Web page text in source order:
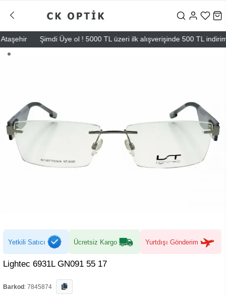
Şimdi Üye ol ! 5000 TL üzeri ilk alışverişinde 500 TL indirim
Yetkili Satıcı Ücretsiz Kargo Yurtdışı Gönderim
Lightec 6931L GN091 55 17
Barkod : 7845874